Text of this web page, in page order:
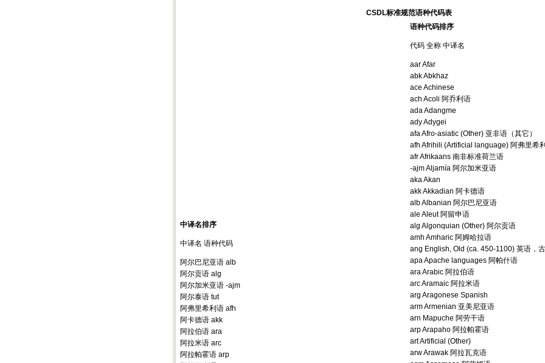
CSDL标准规范语种代码表
中译名排序
中译名 语种代码
阿尔巴尼亚语 alb
阿尔贡语 alg
阿尔加米亚语 -ajm
阿尔泰语 tut
阿弗里希利语 afh
阿卡德语 akk
阿拉伯语 ara
阿拉米语 arc
阿拉帕霍语 arp
语种代码排序
代码 全称 中译名
aar Afar
abk Abkhaz
ace Achinese
ach Acoli 阿乔利语
ada Adangme
ady Adygei
afa Afro-asiatic (Other) 亚非语（其它）
afh Afrihili (Artificial language) 阿弗里希
afr Afrikaans 南非标准荷兰语
-ajm Aljamía 阿尔加米亚语
aka Akan
akk Akkadian 阿卡德语
alb Albanian 阿尔巴尼亚语
ale Aleut 阿留申语
alg Algonquian (Other) 阿尔贡语
amh Amharic 阿姆哈拉语
ang English, Old (ca. 450-1100) 英语，古
apa Apache languages 阿帕什语
ara Arabic 阿拉伯语
arc Aramaic 阿拉米语
arg Aragonese Spanish
arm Armenian 亚美尼亚语
arn Mapuche 阿劳干语
arp Arapaho 阿拉帕霍语
art Artificial (Other)
arw Arawak 阿拉瓦克语